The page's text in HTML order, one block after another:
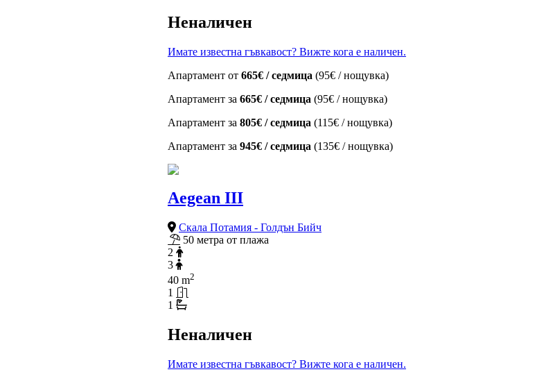
Неналичен
Имате известна гъвкавост? Вижте кога е наличен.
Апартамент от 665€ / седмица (95€ / нощувка)
Апартамент за 665€ / седмица (95€ / нощувка)
Апартамент за 805€ / седмица (115€ / нощувка)
Апартамент за 945€ / седмица (135€ / нощувка)
Aegean III
Скала Потамия - Голдън Бийч
50 метра от плажа
2
3
40 m2
1
1
Неналичен
Имате известна гъвкавост? Вижте кога е наличен.